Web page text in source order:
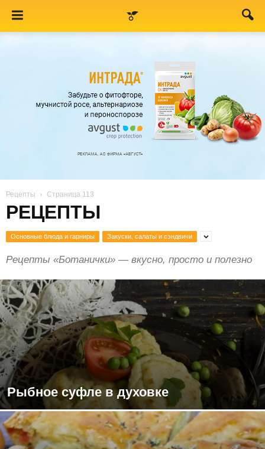
Рецепты Страница 113
РЕЦЕПТЫ
Основные блюда и гарниры Закуски, салаты и сэндвичи
Рецепты «Ботанички» — вкусно, просто и полезно
Рыбное суфле в духовке